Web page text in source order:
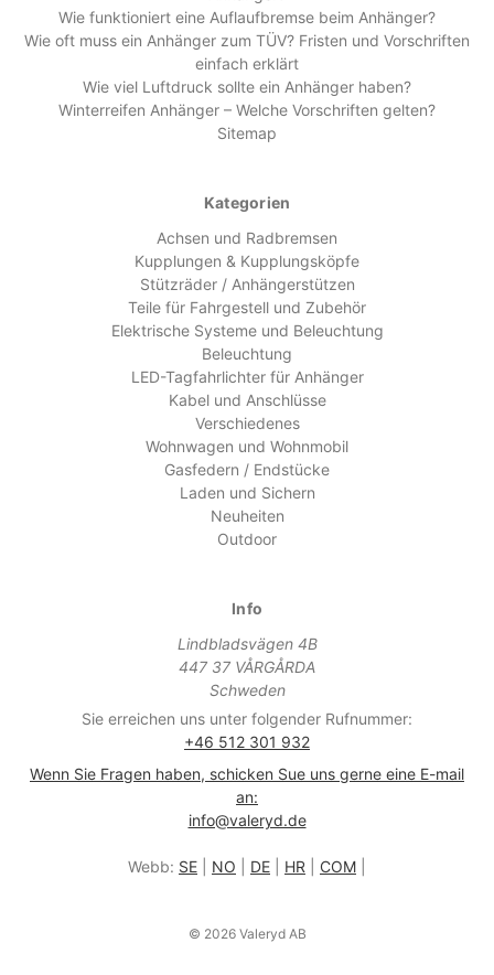
Wie funktioniert eine Auflaufbremse beim Anhänger?
Wie oft muss ein Anhänger zum TÜV? Fristen und Vorschriften
einfach erklärt
Wie viel Luftdruck sollte ein Anhänger haben?
Winterreifen Anhänger – Welche Vorschriften gelten?
Sitemap
Kategorien
Achsen und Radbremsen
Kupplungen & Kupplungsköpfe
Stützräder / Anhängerstützen
Teile für Fahrgestell und Zubehör
Elektrische Systeme und Beleuchtung
Beleuchtung
LED-Tagfahrlichter für Anhänger
Kabel und Anschlüsse
Verschiedenes
Wohnwagen und Wohnmobil
Gasfedern / Endstücke
Laden und Sichern
Neuheiten
Outdoor
Info
Lindbladsvägen 4B
447 37 VÅRGÅRDA
Schweden
Sie erreichen uns unter folgender Rufnummer:
+46 512 301 932
Wenn Sie Fragen haben, schicken Sue uns gerne eine E-mail
an:
info@valeryd.de
Webb: SE NO DE HR COM
© 2026 Valeryd AB